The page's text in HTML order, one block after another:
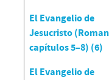
El Evangelio de
Jesucristo
capítulos 5–8) (6)
El Evangelio de